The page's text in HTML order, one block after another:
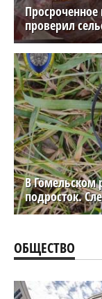
проверил
В Гомельском
подросток.
ОБЩЕСТВО